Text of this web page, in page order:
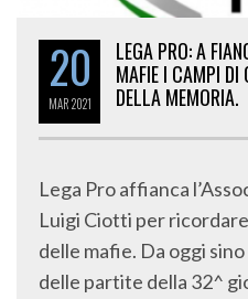
20
MAR2021
LEGA PRO: A
MAFIE I CAMPI DI
DELLA MEMORIA.
Lega Pro affianca
Luigi Ciotti per
delle mafie. Da oggi
delle partite della 32^